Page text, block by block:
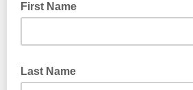
First Name
Last Name